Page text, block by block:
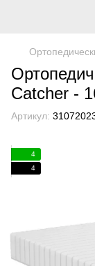
Catcher -
Артикул:
4
4